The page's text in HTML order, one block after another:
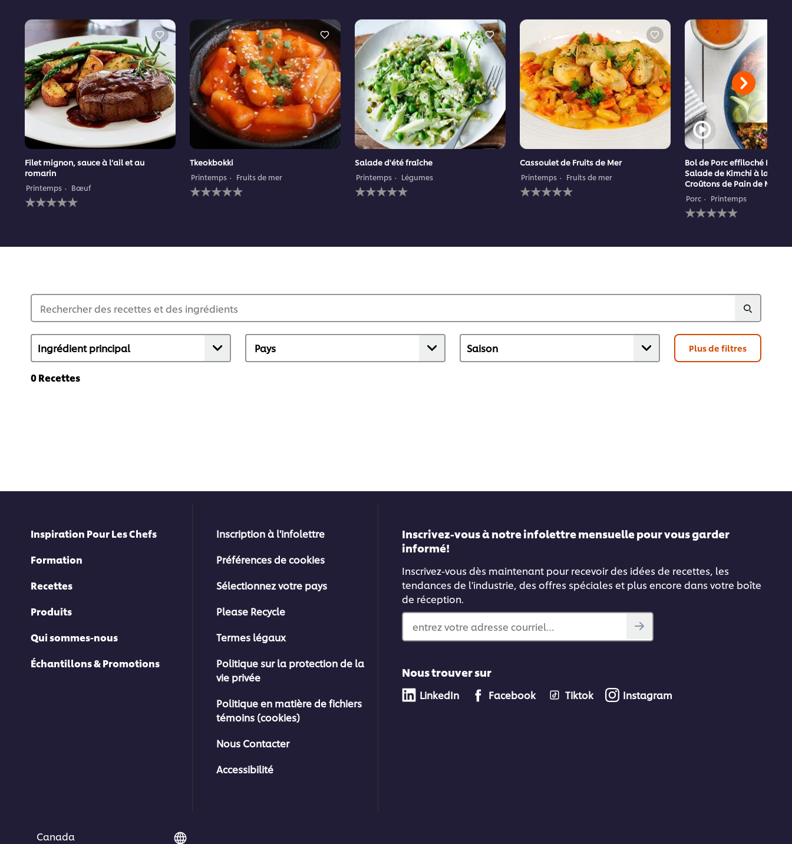
Filet mignon, sauce à l’ail et au
romarin
Printemps Bœuf
Aucune
évaluation
recipe
Tkeokbokki
Printemps Fruits de mer
Aucune
évaluation
Salade d'été fraîche
Printemps Légumes
Aucune
évaluation
Cassoulet de Fruits de Mer
Printemps Fruits de mer
Aucune
évaluation
Bol de Porc effiloché BBQ
Salade de Kimchi à la
Croûtons de Pain de Maïs
Porc Printemps
Aucune
évaluation
ce
Plus de filtres
0Recettes
Inspiration Pour Les Chefs
Formation
Recettes
Produits
Qui sommes-nous
Échantillons & Promotions
Inscription à l'infolettre
Préférences de cookies
Sélectionnez votre pays
Please Recycle
Termes légaux
Politique sur la protection de la
vie privée
Politique en matière de fichiers
témoins (cookies)
Nous Contacter
Accessibilité
Inscrivez-vous à notre infolettre mensuelle pour vous garder
informé!
Inscrivez-vous dès maintenant pour recevoir des idées de recettes, les
tendances de l'industrie, des offres spéciales et plus encore dans votre boîte
de réception.
entrez votre adresse courriel…
Nous trouver sur
LinkedIn Facebook Tiktok Instagram
Canada